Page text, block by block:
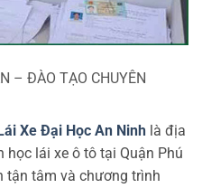
– ĐÀO TẠO CHUYÊN
Xe Đại Học An Ninh là địa
lái xe ô tô tại Quận Phú
tận tâm và chương trình